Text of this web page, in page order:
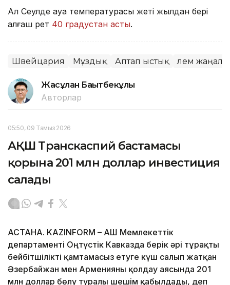
Ал Сеулде ауа температурасы жеті жылдан бері
алғаш рет 40 градустан асты.
Швейцария Мұздық Аптап ыстық Әлем
Жасұлан Бақытбекұлы
Авторлар
05:50, 09 Тамыз 2026
АҚШ Транскаспий бастамасы
қорына 201 млн доллар инвестиция
салады
АСТАНА. KAZINFORM – АҚШ Мемлекеттік
департаменті Оңтүстік Кавказда берік әрі тұрақты
бейбітшілікті қамтамасыз етуге күш салып жатқан
Әзербайжан мен Арменияны қолдау аясында 201
млн доллар бөлу туралы шешім қабылдады, деп